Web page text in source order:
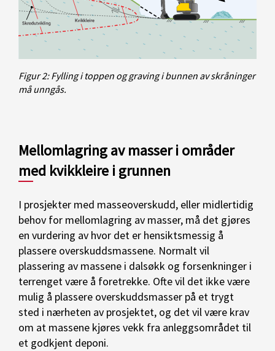
Figur 2: Fylling i toppen og graving i bunnen av skråninger
må unngås.
Mellomlagring av masser i områder
med kvikkleire i grunnen
I prosjekter med masseoverskudd, eller midlertidig
behov for mellomlagring av masser, må det gjøres
en vurdering av hvor det er hensiktsmessig å
plassere overskuddsmassene. Normalt vil
plassering av massene i dalsøkk og forsenkninger i
terrenget være å foretrekke. Ofte vil det ikke være
mulig å plassere overskuddsmasser på et trygt
sted i nærheten av prosjektet, og det vil være krav
om at massene kjøres vekk fra anleggsområdet til
et godkjent deponi.